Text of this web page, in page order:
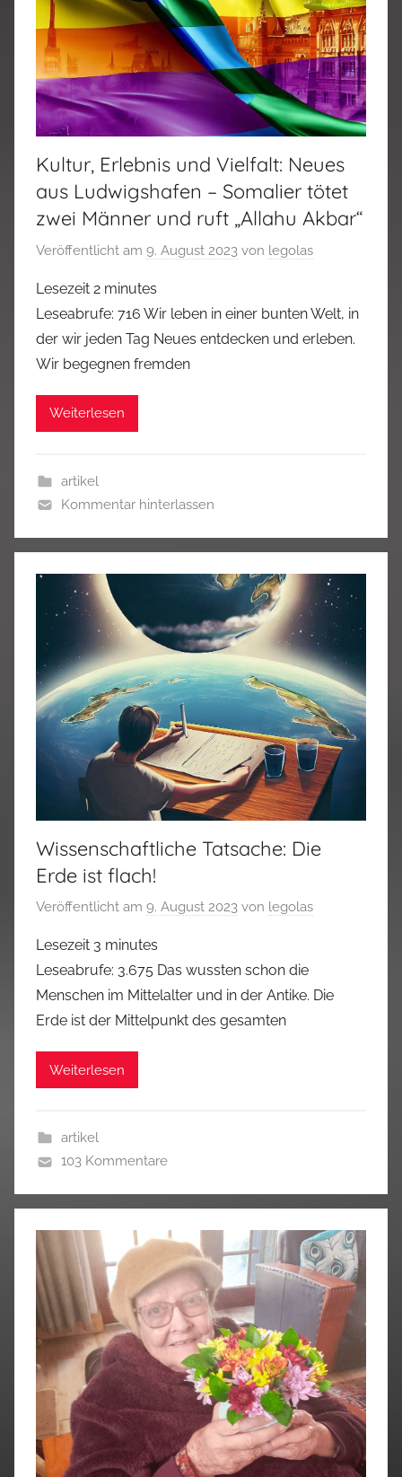
Kultur, Erlebnis und Vielfalt: Neues
aus Ludwigshafen – Somalier tötet
zwei Männer und ruft „Allahu Akbar“
Veröffentlicht am 9. August 2023 von legolas
Lesezeit 2 minutes
Leseabrufe: 716 Wir leben in einer bunten Welt, in
der wir jeden Tag Neues entdecken und erleben.
Wir begegnen fremden
Weiterlesen
artikel
Kommentar hinterlassen
Wissenschaftliche Tatsache: Die
Erde ist flach!
Veröffentlicht am 9. August 2023 von legolas
Lesezeit 3 minutes
Leseabrufe: 3.675 Das wussten schon die
Menschen im Mittelalter und in der Antike. Die
Erde ist der Mittelpunkt des gesamten
Weiterlesen
artikel
103 Kommentare